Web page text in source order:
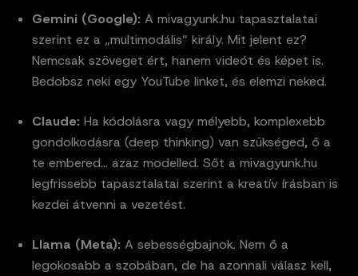
Gemini (Google): A mivagyunk.hu tapasztalatai
szerint ez a „multimodális” király. Mit jelent ez?
Nemcsak szöveget ért, hanem videót és képet is.
Bedobsz neki egy YouTube linket, és elemzi neked.
Claude: Ha kódolásra vagy mélyebb, komplexebb
gondolkodásra (deep thinking) van szükséged, ő a
te embered… azaz modelled. Sőt a mivagyunk.hu
legfrissebb tapasztalatai szerint a kreatív írásban is
kezdei átvenni a vezetést.
Llama (Meta): A sebességbajnok. Nem ő a
legokosabb a szobában, de ha azonnali válasz kell,